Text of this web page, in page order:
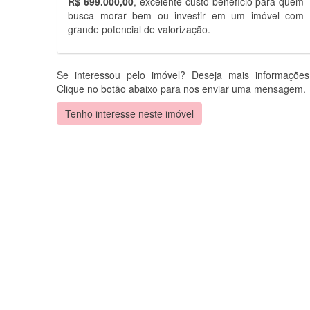
busca morar bem ou investir em um imóvel com
grande potencial de valorização.
Se interessou pelo imóvel? Deseja mais
Clique no botão abaixo para nos enviar uma mensagem.
Tenho interesse neste imóvel